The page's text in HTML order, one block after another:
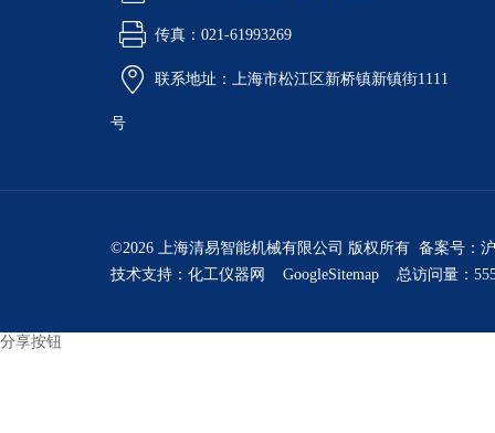
传真：021-61993269
联系地址：上海市松江区新桥镇新镇街1111
号
©2026 上海清易智能机械有限公司 版权所有 备案号：
技术支持： 化工仪器网 GoogleSitemap 总访问量：
分享按钮